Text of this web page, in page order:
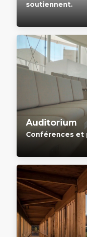
soutiennent.
Auditorium
Conférences et